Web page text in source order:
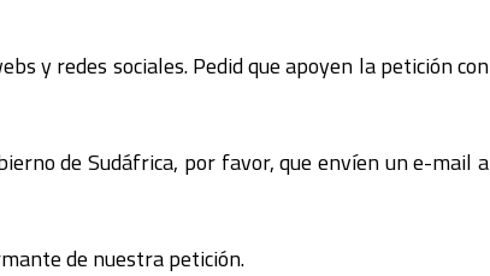
y redes sociales. Pedid que apoyen la petición con
de Sudáfrica, por favor, que envíen un e-mail a
de nuestra petición.